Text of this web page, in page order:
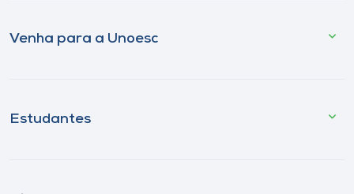
Venha para a Unoesc
Estudantes